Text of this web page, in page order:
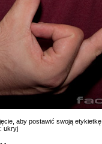
aby postawić swoją etykietkę.
ukryj